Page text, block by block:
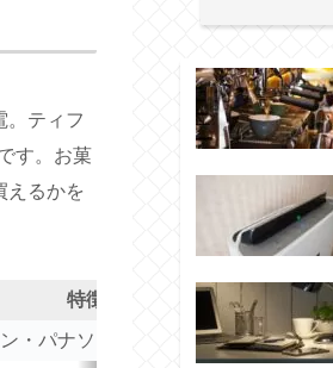
。ティフ
す。お菓
えるかを
特徴
・パナソニック等の主要ブランドが